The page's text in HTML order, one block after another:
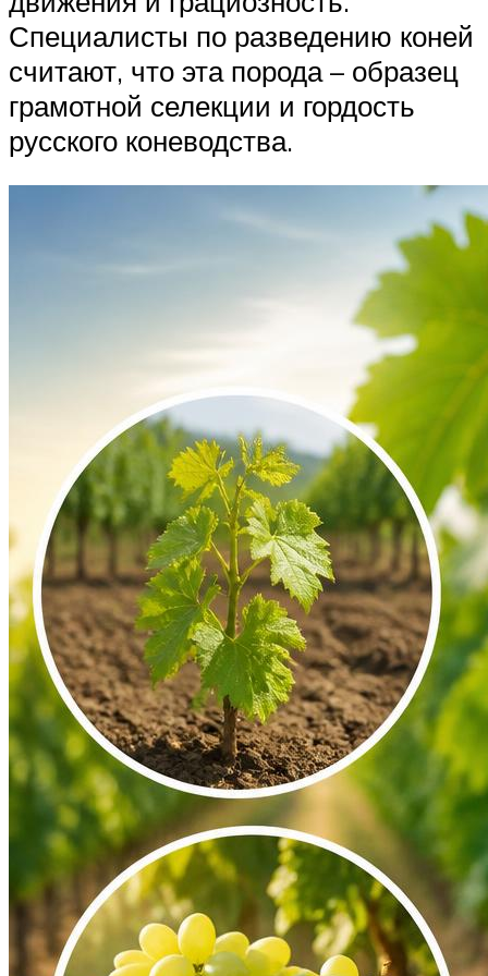
Специалисты по разведению коней
считают, что эта порода – образец
грамотной селекции и гордость
русского коневодства.